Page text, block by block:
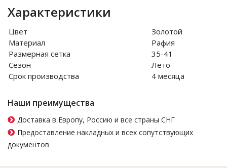
Характеристики
Цвет
Золотой
Материал
Рафия
Размерная сетка
35-41
Сезон
Лето
Срок производства
4 месяца
Наши преимущества
Доставка в Европу, Россию и все страны СНГ
Предоставление накладных и всех сопутствующих
документов